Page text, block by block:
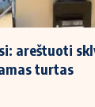
Titulinis
Nedarbo
areštuoti
turtas